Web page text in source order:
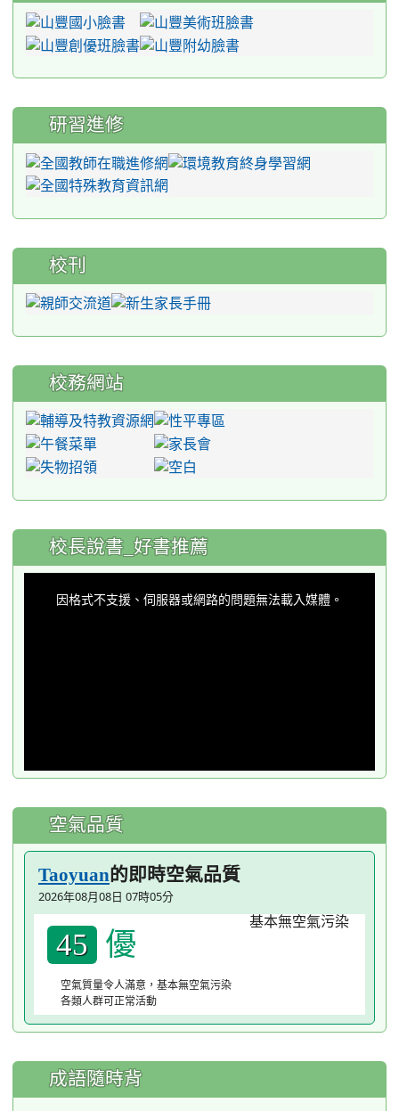
研習進修
校刊
校務網站
:::
校長說書_好書推薦
因格式不支援、伺服器或網路的問題無法載入媒體。
空氣品質
Taoyuan的即時空氣品質
2026年08月08日 07時05分
45 優
空氣質量令人滿意，基本無空氣污染
各類人群可正常活動
成語隨時背